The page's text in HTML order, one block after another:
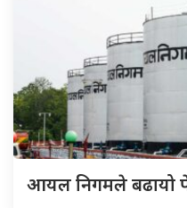
आयल निगमले बढायो